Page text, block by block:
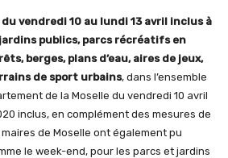
vendredi 10 au lundi 13 avril inclus à
jardins publics, parcs récréatifs en
berges, plans d’eau, aires de jeux,
de sport urbains, dans l’ensemble
de la Moselle du vendredi 10 avril
inclus, en complément des mesures de
de Moselle ont également pu
le week-end, pour les parcs et jardins